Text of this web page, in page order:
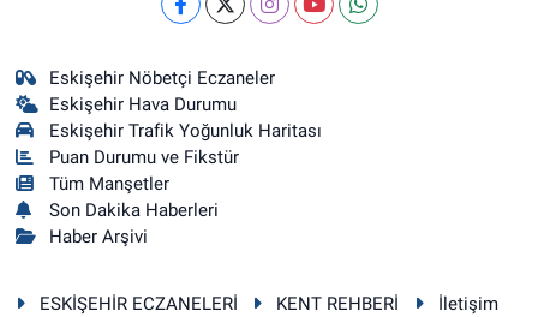
Eskişehir Nöbetçi Eczaneler
Eskişehir Hava Durumu
Eskişehir Trafik Yoğunluk Haritası
Puan Durumu ve Fikstür
Tüm Manşetler
Son Dakika Haberleri
Haber Arşivi
ESKİŞEHİR ECZANELERİ KENT REHBERİ
İletişim